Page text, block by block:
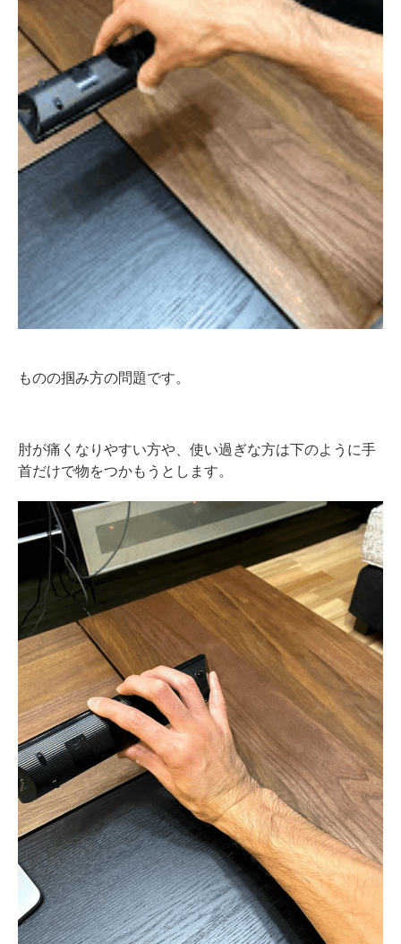
ものの掴み方の問題です。
肘が痛くなりやすい方や、使い過ぎな方は下のように手
首だけで物をつかもうとします。